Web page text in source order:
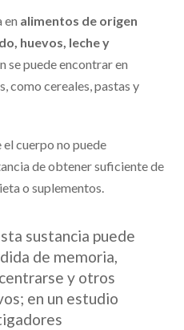
en alimentos de origen
huevos, leche y
se puede encontrar en
como cereales, pastas y
el cuerpo no puede
de obtener suficiente de
o suplementos.
sustancia puede
de memoria,
y otros
en un estudio